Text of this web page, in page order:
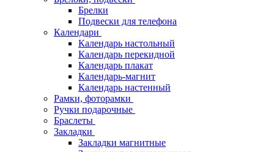
Брелки
Подвески для телефона
Календари
Календарь настольный
Календарь перекидной
Календарь плакат
Календарь-магнит
Календарь настенный
Рамки, фоторамки
Ручки подарочные
Браслеты
Закладки
Закладки магнитные